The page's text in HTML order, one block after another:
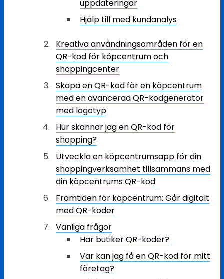
uppdateringar
Hjälp till med kundanalys
Kreativa användningsområden för en
QR-kod för köpcentrum och
shoppingcenter
Skapa en QR-kod för en köpcentrum
med en avancerad QR-kodgenerator
med logotyp
Hur skannar jag en QR-kod för
shopping?
Utveckla en köpcentrumsapp för din
shoppingverksamhet tillsammans med
din köpcentrums QR-kod
Framtiden för köpcentrum: Går digitalt
med QR-koder
Vanliga frågor
Har butiker QR-koder?
Var kan jag få en QR-kod för mitt
företag?